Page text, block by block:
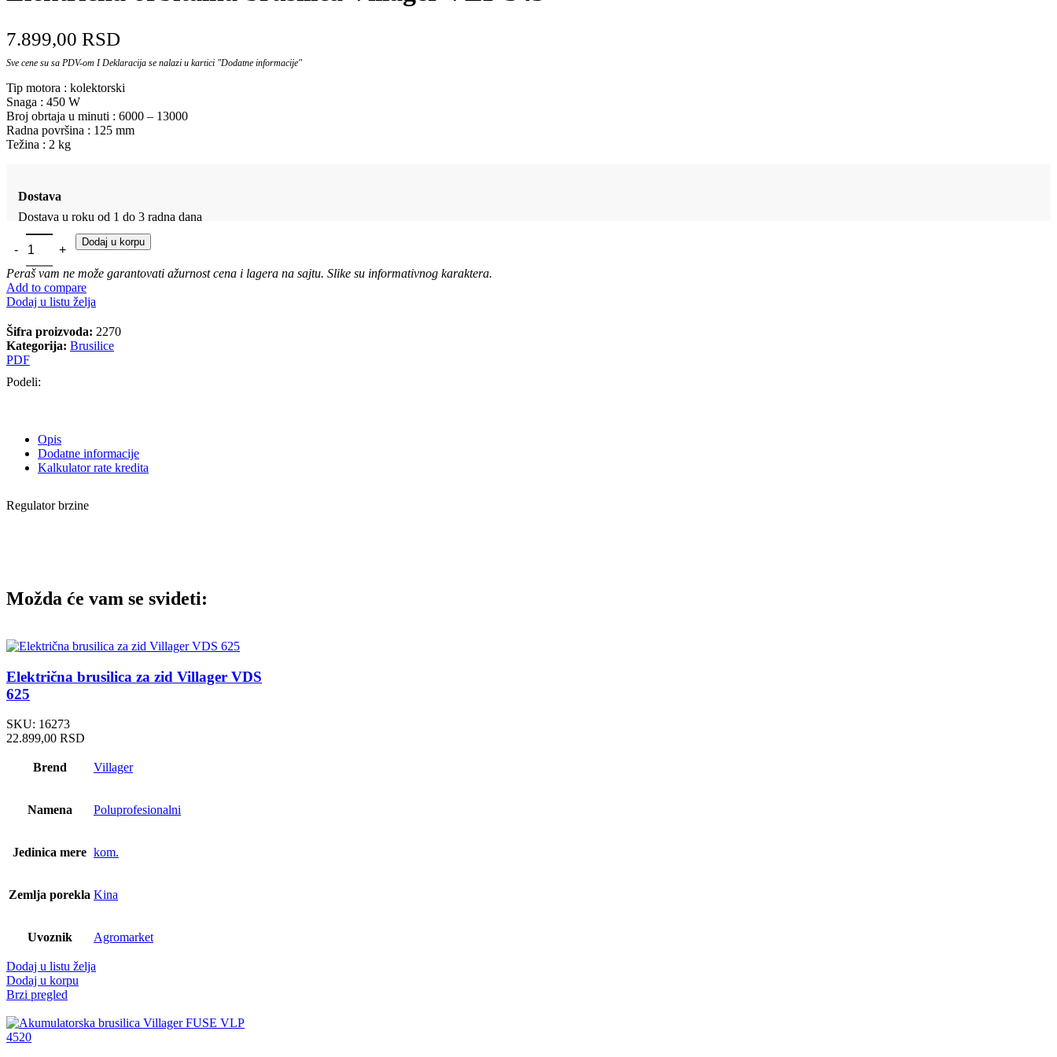
7.899,00 RSD
Sve cene su sa PDV-om I Deklaracija se nalazi u kartici "Dodatne informacije"
Tip motora : kolektorski
Snaga : 450 W
Broj obrtaja u minuti : 6000 – 13000
Radna površina : 125 mm
Težina : 2 kg
Dostava
Dostava u roku od 1 do 3 radna dana
Električna orbitalna brusilica Villager VLP 345 količina
Dodaj u korpu
Peraš vam ne može garantovati ažurnost cena i lagera na sajtu. Slike su informativnog karaktera.
Add to compare
Dodaj u listu želja
Šifra proizvoda: 2270
Kategorija: Brusilice
PDF
Podeli:
Opis
Dodatne informacije
Kalkulator rate kredita
Regulator brzine
Možda će vam se svideti:
Električna brusilica za zid Villager VDS
625
SKU: 16273
22.899,00 RSD
Brend Villager
Namena Poluprofesionalni
Jedinica mere kom.
Zemlja porekla Kina
Uvoznik Agromarket
Dodaj u listu želja
Dodaj u korpu
Brzi pregled